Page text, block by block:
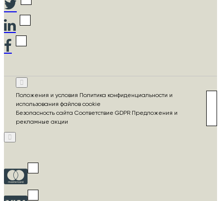
Положения и условия Политика конфиденциальности и
использования файлов cookie
Безопасность сайта Соответствие GDPR Предложения и
рекламные акции